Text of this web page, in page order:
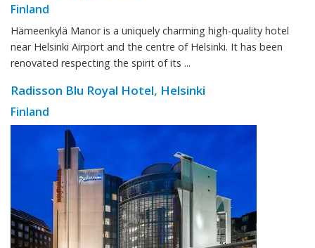
Finland
Hämeenkylä Manor is a uniquely charming high-quality hotel
near Helsinki Airport and the centre of Helsinki. It has been
renovated respecting the spirit of its ...
Radisson Blu Royal Hotel, Helsinki
Finland